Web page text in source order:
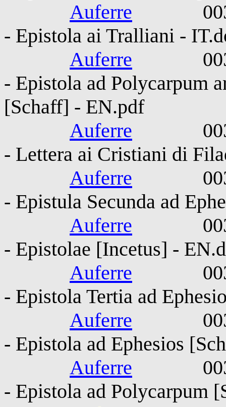
Auferre 0030-
- Epistola ai Tralliani -
Auferre 0030-
- Epistola ad Polycarpum
[Schaff] - EN.pdf
Auferre 0030-
- Lettera ai Cristiani di
Auferre 0030-
- Epistula Secunda ad
Auferre 0030-
- Epistolae [Incetus] -
Auferre 0030-
- Epistola Tertia ad
Auferre 0030-
- Epistola ad Ephesios
Auferre 0030-
- Epistola ad Polycarpum